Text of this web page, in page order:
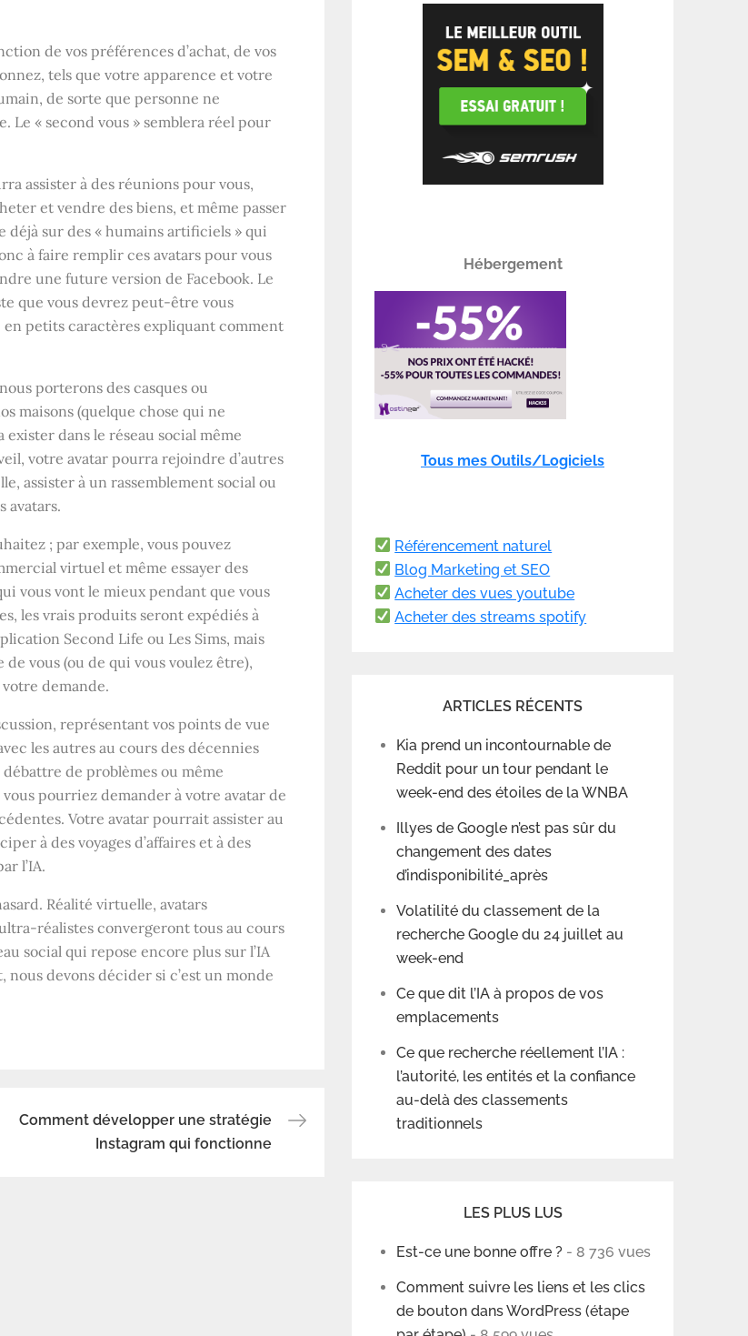
de vos préférences d’achat, de vos
tels que votre apparence et votre
de sorte que personne ne
Le « second vous » semblera réel pour
assister à des réunions pour vous,
et vendre des biens, et même passer
déjà sur des « humains artificiels » qui
à faire remplir ces avatars pour vous
une future version de Facebook. Le
que vous devrez peut-être vous
petits caractères expliquant comment
porterons des casques ou
maisons (quelque chose qui ne
dans le réseau social même
votre avatar pourra rejoindre d’autres
assister à un rassemblement social ou
avatars.
; par exemple, vous pouvez
virtuel et même essayer des
vous vont le mieux pendant que vous
les vrais produits seront expédiés à
Second Life ou Les Sims, mais
vous (ou de qui vous voulez être),
demande.
représentant vos points de vue
les autres au cours des décennies
de problèmes ou même
pourriez demander à votre avatar de
Votre avatar pourrait assister au
à des voyages d’affaires et à des
l’IA.
Réalité virtuelle, avatars
réalistes convergeront tous au cours
social qui repose encore plus sur l’IA
devons décider si c’est un monde
Comment développer une stratégie
Instagram qui fonctionne
Hébergement
Tous mes Outils/Logiciels
Référencement naturel
Blog Marketing et SEO
Acheter des vues youtube
Acheter des streams spotify
ARTICLES RÉCENTS
Kia prend un incontournable de
Reddit pour un tour pendant le
week-end des étoiles de la WNBA
Illyes de Google n’est pas sûr du
changement des dates
d’indisponibilité_après
Volatilité du classement de la
recherche Google du 24 juillet au
week-end
Ce que dit l’IA à propos de vos
emplacements
Ce que recherche réellement l’IA :
l’autorité, les entités et la confiance
au-delà des classements
traditionnels
LES PLUS LUS
Est-ce une bonne offre ? - 8 736 vues
Comment suivre les liens et les clics
de bouton dans WordPress (étape